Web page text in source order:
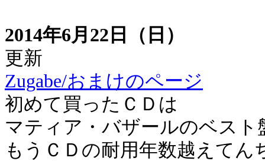
2014年6月22日（日）
更新
Zugabe/おまけのページ
初めて買ったＣＤは
マティア・バザールのベスト
もうＣＤの耐用年数越えて